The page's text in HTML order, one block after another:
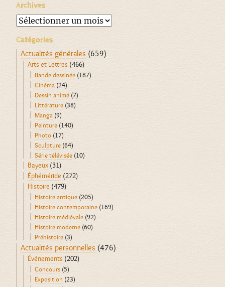
Archives
Archives
Catégories
Actualités générales (659)
Arts et Lettres (466)
Bande dessinée (187)
Cinéma (24)
Dessin animé (7)
Littérature (38)
Manga (9)
Peinture (140)
Photo (17)
Sculpture (64)
Série télévisée (10)
Bayeux (31)
Éphéméride (272)
Histoire (479)
Histoire antique (205)
Histoire contemporaine (169)
Histoire médiévale (92)
Histoire moderne (60)
Préhistoire (3)
Actualités personnelles (476)
Événements (202)
Concours (5)
Exposition (23)